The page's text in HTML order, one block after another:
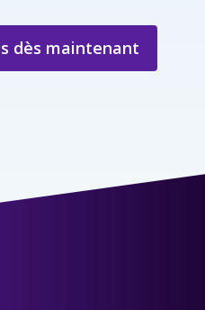
dès maintenant